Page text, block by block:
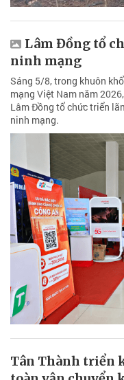
Lâm Đồng tổ
ninh mạng
Sáng 5/8, trong khuôn
mạng Việt Nam năm
Lâm Đồng tổ chức triển
ninh mạng.
Tân Thành triển